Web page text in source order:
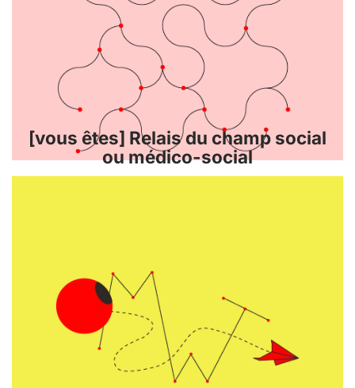
[vous êtes] Relais du champ social
ou médico-social